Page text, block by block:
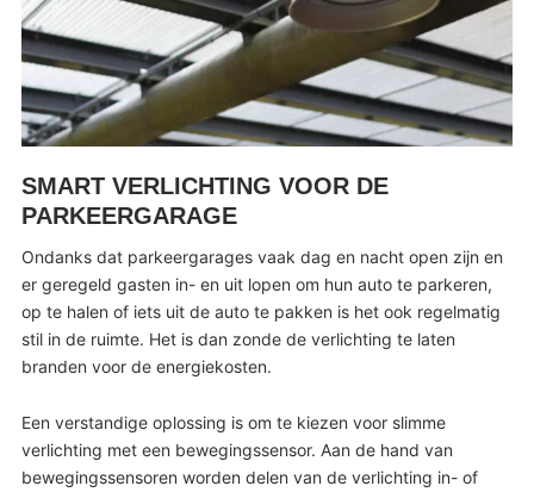
SMART VERLICHTING VOOR DE
PARKEERGARAGE
Ondanks dat parkeergarages vaak dag en nacht open zijn en
er geregeld gasten in- en uit lopen om hun auto te parkeren,
op te halen of iets uit de auto te pakken is het ook regelmatig
stil in de ruimte. Het is dan zonde de verlichting te laten
branden voor de energiekosten.
Een verstandige oplossing is om te kiezen voor slimme
verlichting met een bewegingssensor. Aan de hand van
bewegingssensoren worden delen van de verlichting in- of